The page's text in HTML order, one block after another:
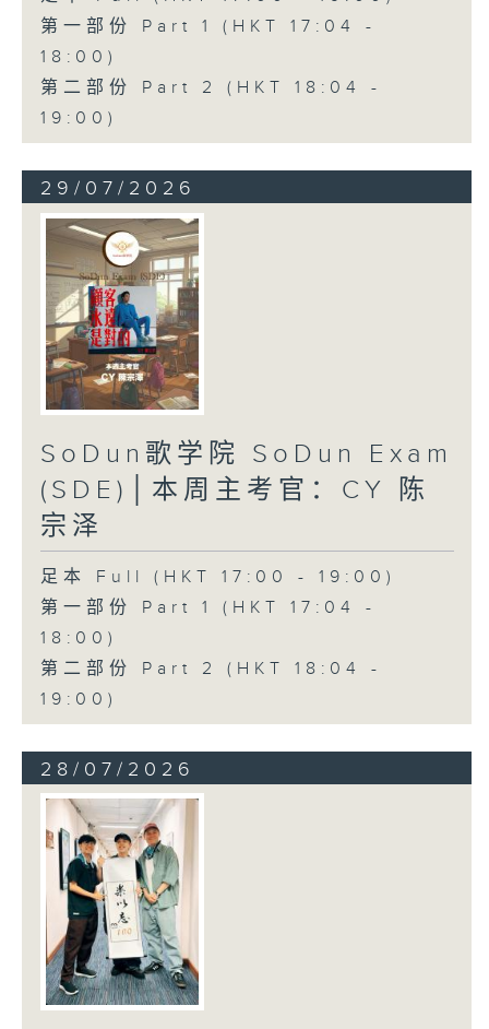
第一部份 Part 1 (HKT 17:04 -
18:00)
第二部份 Part 2 (HKT 18:04 -
19:00)
29/07/2026
SoDun歌学院 SoDun Exam
(SDE)│本周主考官：CY 陈
宗泽
足本 Full (HKT 17:00 - 19:00)
第一部份 Part 1 (HKT 17:04 -
18:00)
第二部份 Part 2 (HKT 18:04 -
19:00)
28/07/2026